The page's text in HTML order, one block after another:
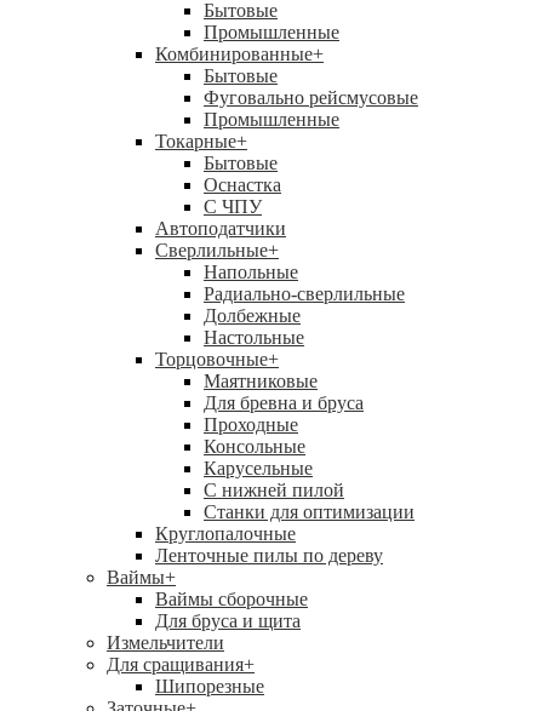
Бытовые
Промышленные
Комбинированные+
Бытовые
Фуговально рейсмусовые
Промышленные
Токарные+
Бытовые
Оснастка
С ЧПУ
Автоподатчики
Сверлильные+
Напольные
Радиально-сверлильные
Долбежные
Настольные
Торцовочные+
Маятниковые
Для бревна и бруса
Проходные
Консольные
Карусельные
С нижней пилой
Станки для оптимизации
Круглопалочные
Ленточные пилы по дереву
Ваймы+
Ваймы сборочные
Для бруса и щита
Измельчители
Для сращивания+
Шипорезные